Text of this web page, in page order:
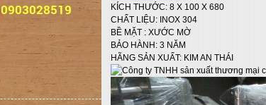
0903028519
KÍCH THƯỚC: 8 X 100 X 680
CHẤT LIỆU: INOX 304
BỀ MẶT : XƯỚC MỜ
BẢO HÀNH: 3 NĂM
HÃNG SẢN XUẤT: KIM AN THÁI